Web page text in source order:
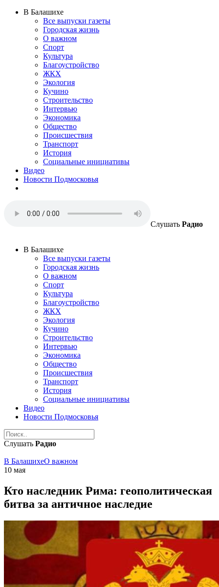
В Балашихе
Все выпуски газеты
Городская жизнь
О важном
Спорт
Культура
Благоустройство
ЖКХ
Экология
Кучино
Строительство
Интервью
Экономика
Общество
Происшествия
Транспорт
История
Социальные инициативы
Видео
Новости Подмосковья
Слушать Радио
В Балашихе
Все выпуски газеты
Городская жизнь
О важном
Спорт
Культура
Благоустройство
ЖКХ
Экология
Кучино
Строительство
Интервью
Экономика
Общество
Происшествия
Транспорт
История
Социальные инициативы
Видео
Новости Подмосковья
Слушать Радио
В БалашихеО важном
10 мая
Кто наследник Рима: геополитическая
битва за античное наследие